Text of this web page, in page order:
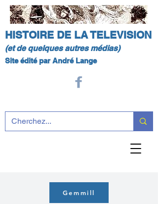
HISTOIRE DE LA TELEVISION
(et de quelques autres médias)
Site édité par André Lange
Gemmill